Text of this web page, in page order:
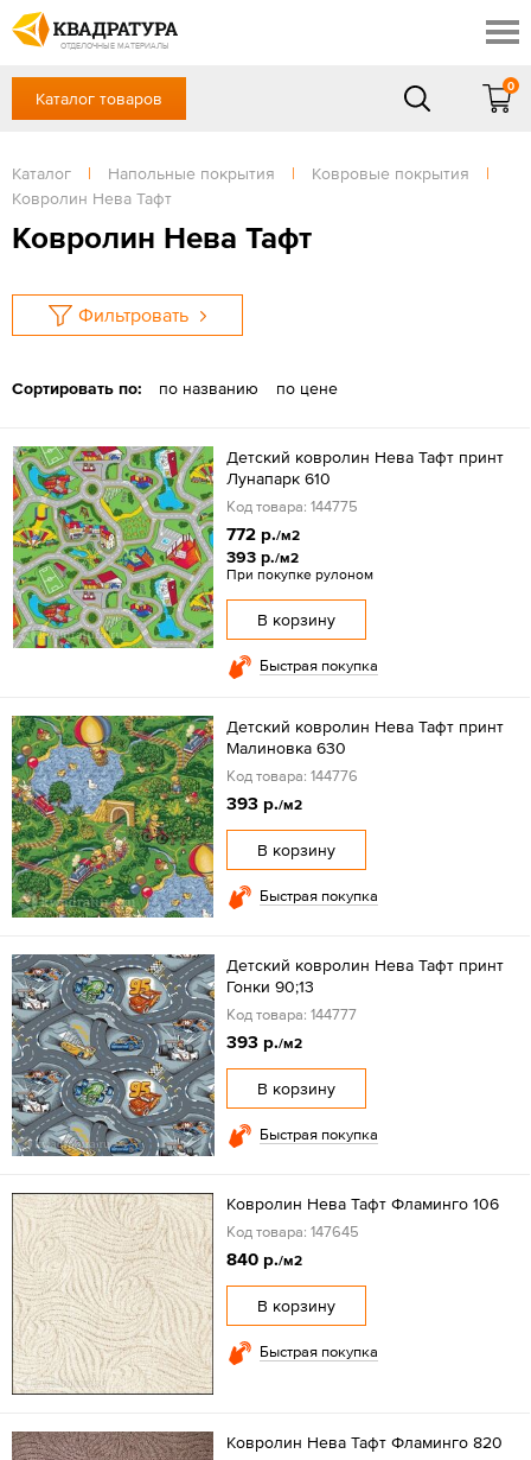
ОТДЕЛОЧНЫЕ МАТЕРИАЛЫ
Скидки
Контакты
Доставка и оплата
Готовые решения
Отзывы
+7 (863) 303-36-23
Сб, Вс — выходной
ЗАКАЗАТЬ ЗВОНОК
Вход / Регистрация
Каталог товаров
0
Каталог | Напольные покрытия | Ковровые покрытия
|
Ковролин Нева Тафт
Ковролин Нева Тафт
Фильтровать
Сортировать по: по названию по цене
Детский ковролин Нева Тафт принт
Лунапарк 610
Код товара: 144775
772 р./м2
393 р./м2
При покупке рулоном
В корзину
Быстрая покупка
Детский ковролин Нева Тафт принт
Малиновка 630
Код товара: 144776
393 р./м2
В корзину
Быстрая покупка
Детский ковролин Нева Тафт принт
Гонки 90;13
Код товара: 144777
393 р./м2
В корзину
Быстрая покупка
Ковролин Нева Тафт Фламинго 106
Код товара: 147645
840 р./м2
В корзину
Быстрая покупка
Ковролин Нева Тафт Фламинго 820